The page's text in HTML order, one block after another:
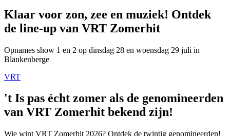
Klaar voor zon, zee en muziek! Ontdek
de line-up van VRT Zomerhit
Opnames show 1 en 2 op dinsdag 28 en woensdag 29 juli in
Blankenberge
VRT
't Is pas écht zomer als de genomineerden
van VRT Zomerhit bekend zijn!
Wie wint VRT Zomerhit 2026? Ontdek de twintig genomineerden!